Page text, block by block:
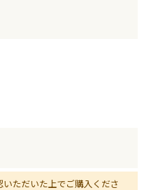
ただいた上でご購入くださ